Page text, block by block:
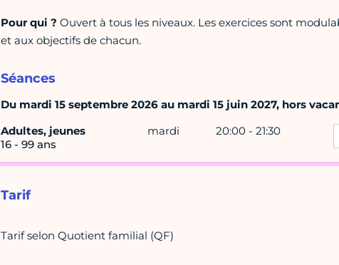
Pour qui ? Ouvert à tous les niveaux. Les exercices sont
et aux objectifs de chacun.
Séances
Du mardi 15 septembre 2026 au mardi 15 juin 2027, hors
Adultes, jeunes
16 - 99 ans
mardi 20:00 - 21:30
Tarif
Tarif selon Quotient familial (QF)